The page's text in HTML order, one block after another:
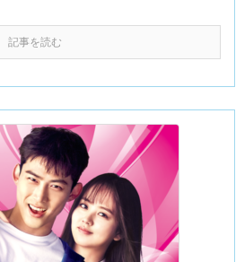
記事を読む